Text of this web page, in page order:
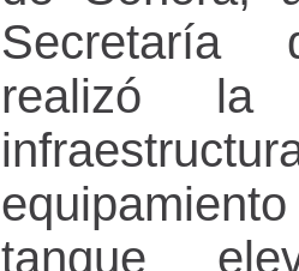
Secretaría
realizó la
tanque